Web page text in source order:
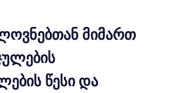
მიმართ
წესი და